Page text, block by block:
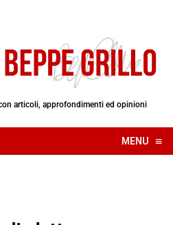
articoli, approfondimenti ed opinioni
MENU ≡
☰